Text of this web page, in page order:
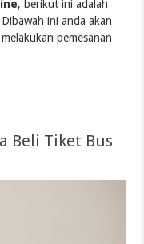
, berikut ini adalah
Dibawah ini anda akan
pemesanan
Beli Tiket Bus